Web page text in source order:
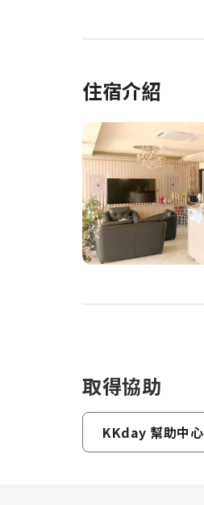
住宿介紹
取得協助
KKday 幫助中心